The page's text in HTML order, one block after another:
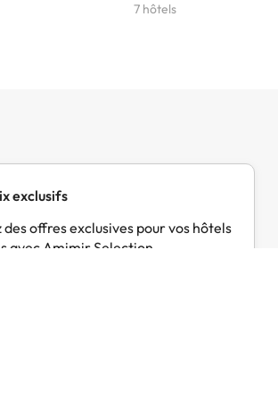
7 hôtels
exclusifs
des offres exclusives pour vos hôtels
avec Amimir Selection.